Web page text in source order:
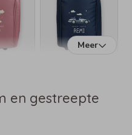
Meer
en gestreepte